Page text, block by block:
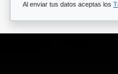
Al enviar tus datos aceptas los